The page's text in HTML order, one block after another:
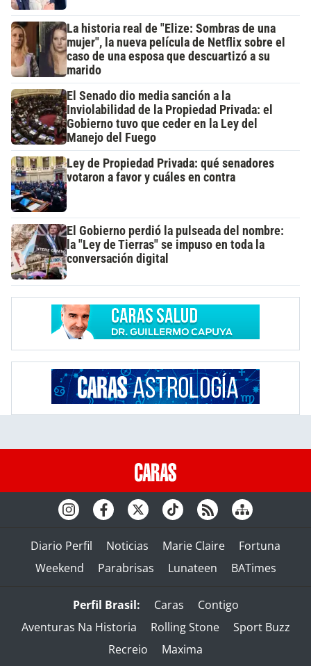
La historia real de "Elize: Sombras de una
mujer", la nueva película de Netflix sobre el
caso de una esposa que descuartizó a su
marido
El Senado dio media sanción a la
Inviolabilidad de la Propiedad Privada: el
Gobierno tuvo que ceder en la Ley del
Manejo del Fuego
Ley de Propiedad Privada: qué senadores
votaron a favor y cuáles en contra
El Gobierno perdió la pulseada del nombre:
la "Ley de Tierras" se impuso en toda la
conversación digital
Diario Perfil Noticias Marie Claire
Fortuna
Weekend
Parabrisas Lunateen BATimes
Perfil Brasil: Caras
Contigo
Aventuras Na Historia
Rolling Stone
Sport Buzz
Recreio
Maxima